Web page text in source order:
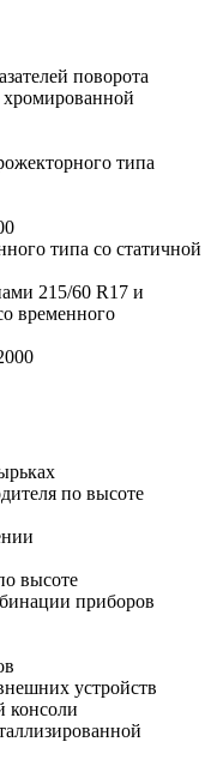
поворота
хромированной
типа
типа со статичной
215/60 R17 и
временного
по высоте
высоте
приборов
устройств
консоли